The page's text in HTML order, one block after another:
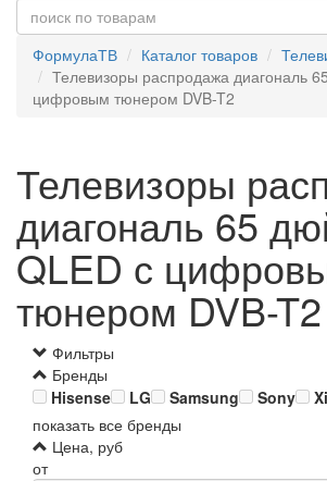
ФормулаТВ Каталог товаров
Телевизоры распродажа диагональ
цифровым тюнером DVB-T2
Телевизоры
диагональ 65
QLED с
тюнером DVB-T2
Фильтры
Бренды
Hisense
LG Samsung Sony
показать все бренды
Цена, руб
от